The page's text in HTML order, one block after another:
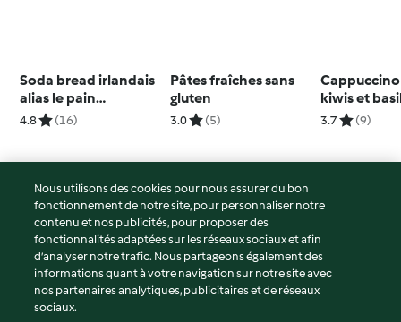
Soda bread irlandais
alias le pain
paresseux
4.8 (16)
Pâtes fraîches sans
gluten
3.0 (5)
kiwis et
3.7 (9)
© Copyright 2026
Conditions d'utilisation
Politique de confidentialité
Non-responsabilité
Mentions légales
Nous utilisons des cookies pour nous assurer du bon
fonctionnement de notre site, pour personnaliser notre
contenu et nos publicités, pour proposer des
fonctionnalités adaptées sur les réseaux sociaux et afin
d’analyser notre trafic. Nous partageons également des
informations quant à votre navigation sur notre site avec
nos partenaires analytiques, publicitaires et de réseaux
sociaux.